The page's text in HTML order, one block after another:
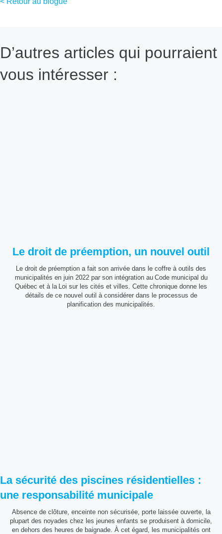
D’autres articles qui pourraient
vous intéresser :
Le droit de préemption, un nouvel outil
Le droit de préemption a fait son arrivée dans le coffre à outils des
municipalités en juin 2022 par son intégration au Code municipal du
Québec et à la Loi sur les cités et villes. Cette chronique donne les
détails de ce nouvel outil à considérer dans le processus de
planification des municipalités.
La sécurité des piscines résidentielles :
une responsabilité municipale
Absence de clôture, enceinte non sécurisée, porte laissée ouverte, la
plupart des noyades chez les jeunes enfants se produisent à domicile,
en dehors des heures de baignade. À cet égard, les municipalités ont